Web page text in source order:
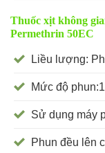
Thuốc xịt không
Permethrin 50EC
Liều lượng:
Mức độ
Sử dụng máy
Phun đều lên